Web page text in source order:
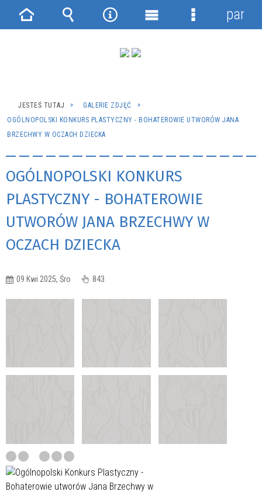
JESTEŚ TUTAJ
GALERIE ZDJĘĆ
OGÓLNOPOLSKI KONKURS PLASTYCZNY - BOHATEROWIE UTWORÓW JANA
BRZECHWY W OCZACH DZIECKA
OGÓLNOPOLSKI KONKURS
PLASTYCZNY - BOHATEROWIE
UTWORÓW JANA BRZECHWY W
OCZACH DZIECKA
09 Kwi 2025, Śro 843
Strona Wyszukiwarka
NarzędziaMenu
Menu
panel